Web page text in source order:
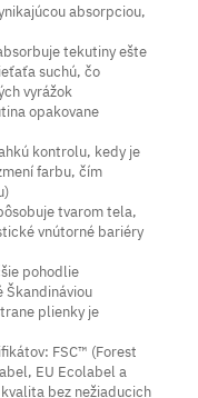
absorpciou,
tekutiny ešte
suchú, čo
vyrážok
opakovane
kontrolu, kedy je
farbu, čím
tvarom tela,
vnútorné bariéry
pohodlie
Škandináviou
plienky je
FSC™ (Forest
EU Ecolabel a
bez nežiaducich